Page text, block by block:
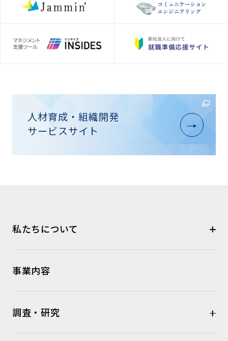
人材育成・組織開発
サービスサイト
私たちについて
事業内容
調査・研究